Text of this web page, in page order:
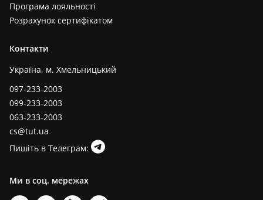
Програма лояльності
Розрахунок сертифікатом
Контакти
Україна, м. Хмельницький
097-233-2003
099-233-2003
063-233-2003
cs@tut.ua
Пишіть в Телеграм:
Ми в соц. мережах